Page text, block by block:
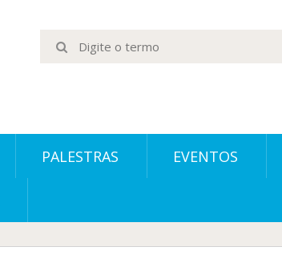
PALESTRAS EVENTOS